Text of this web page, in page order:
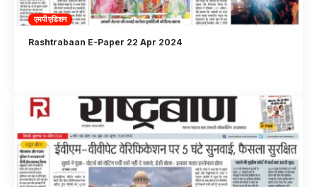
एमपी एडिशन
Rashtrabaan E-Paper 22 Apr 2024